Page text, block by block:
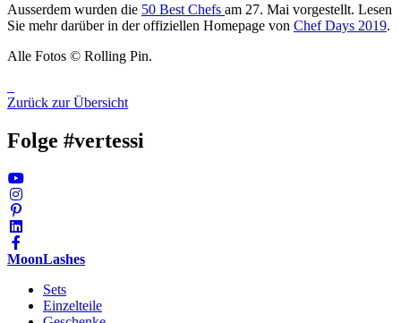
Ausserdem wurden die 50 Best Chefs am 27. Mai vorgestellt. Lesen
Sie mehr darüber in der offiziellen Homepage von Chef Days 2019.
Alle Fotos © Rolling Pin.
Zurück zur Übersicht
Folge #vertessi
MoonLashes
Sets
Einzelteile